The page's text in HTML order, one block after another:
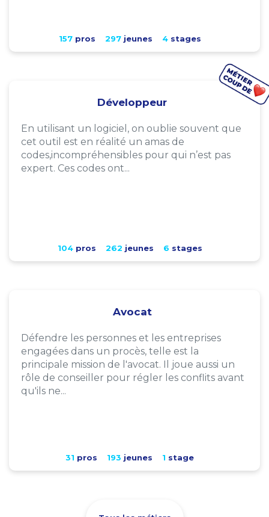
157pros 297jeunes 4stages
Développeur
En utilisant un logiciel, on oublie souvent que
cet outil est en réalité un amas de
codes,incompréhensibles pour qui n’est pas
expert. Ces codes ont...
104pros 262 jeunes 6 stages
Avocat
Défendre les personnes et les entreprises
engagées dans un procès, telle est la
principale mission de l'avocat. Il joue aussi un
rôle de conseiller pour régler les conflits avant
qu'ils ne...
31 pros 193 jeunes 1 stage